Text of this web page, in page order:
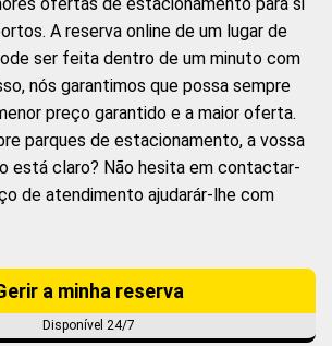
A reserva online de um lugar de
ser feita dentro de um minuto com
nós garantimos que possa sempre
preço garantido e a maior oferta.
parques de estacionamento, a vossa
está claro? Não hesita em contactar-
de atendimento ajudarár-lhe com
a minha reserva
Disponível 24/7